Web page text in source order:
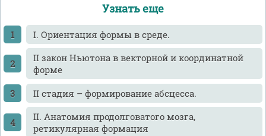
Узнать еще
I. Ориентация формы в среде.
II закон Ньютона в векторной и координатной
форме
II стадия – формирование абсцесса.
II. Анатомия продолговатого мозга,
ретикулярная формация